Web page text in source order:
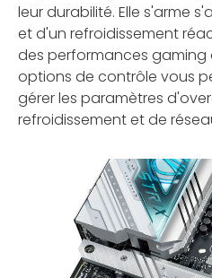
leur durabilité. Elle s'arme
et d'un refroidissement
des performances gaming
options de contrôle vous
gérer les paramètres
refroidissement et de